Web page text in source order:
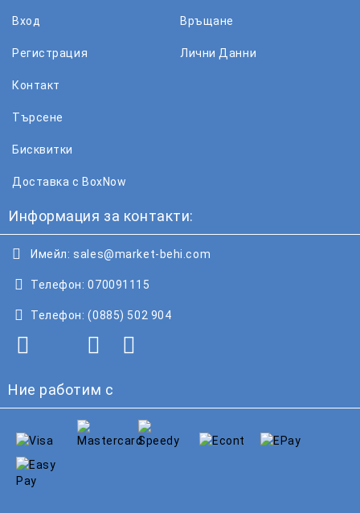
Вход
Регистрация
Връщане
Лични Данни
Контакт
Търсене
Бисквитки
Доставка с BoxNow
Информация за контакти:
Имейл: sales@market-behi.com
Телефон: 070091115
Телефон: (0885) 502 904
Ние работим с